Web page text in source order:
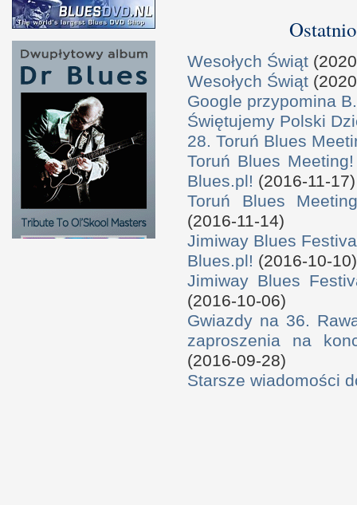
Wesołych Świąt
Wesołych Świąt
Google przypomina
Świętujemy Polski
28. Toruń Blues
Toruń Blues
Blues.pl! (2016-11-17)
Toruń Blues
(2016-11-14)
Jimiway Blues
Blues.pl! (2016-10-10)
Jimiway Blues
(2016-10-06)
Gwiazdy na 36.
zaproszenia na
(2016-09-28)
Starsze wiadomości